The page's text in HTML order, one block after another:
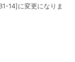
14]に変更になりま